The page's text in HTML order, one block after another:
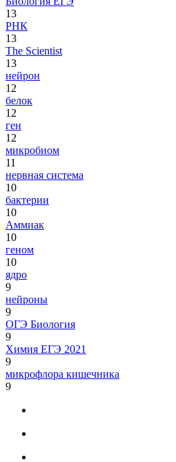
13
РНК
13
The Scientist
13
нейрон
12
белок
12
ген
12
микробиом
11
нервная система
10
бактерии
10
Аммиак
10
геном
10
ядро
9
нейроны
9
ОГЭ Биология
9
Химия ЕГЭ 2021
9
микрофлора кишечника
9